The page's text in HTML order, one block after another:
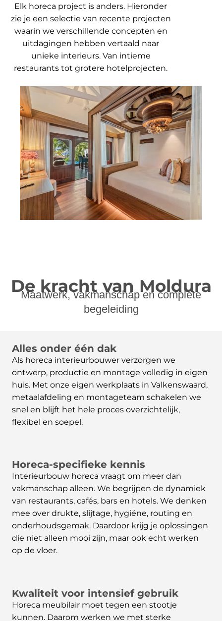
Elk horeca project is anders. Hieronder
zie je een selectie van recente projecten
waarin we verschillende concepten en
uitdagingen hebben vertaald naar
unieke interieurs. Van intieme
restaurants tot grotere hotelprojecten.
Boase Resort, Curacao
De kracht van Moldura
Maatwerk, vakmanschap en complete
begeleiding
Alles onder één dak
Als horeca interieurbouwer verzorgen we
ontwerp, productie en montage volledig in eigen
huis. Met onze eigen werkplaats in Valkenswaard,
metaalafdeling en montageteam schakelen we
snel en blijft het hele proces overzichtelijk,
flexibel en soepel.
Horeca-specifieke kennis
Interieurbouw horeca vraagt om meer dan
vakmanschap alleen. We begrijpen de dynamiek
van restaurants, cafés, bars en hotels. We denken
mee over drukte, slijtage, hygiëne, routing en
onderhoudsgemak. Daardoor krijg je oplossingen
die niet alleen mooi zijn, maar ook echt werken
op de vloer.
Kwaliteit voor intensief gebruik
Horeca meubilair moet tegen een stootje
kunnen. Daarom werken we met sterke